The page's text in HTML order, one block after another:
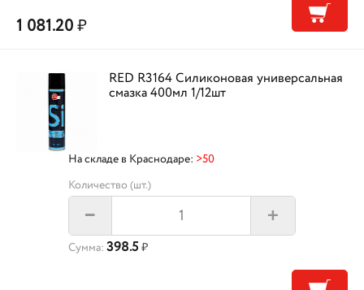
1 081.20₽
RED R3164 Силиконовая универсальная
смазка 400мл 1/12шт
На складе в Краснодаре: >50
Количество (шт.)
– +
Сумма: 398.5 ₽